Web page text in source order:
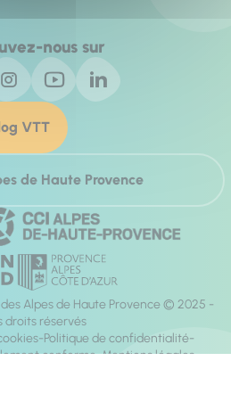
nous sur
VTT
de Haute Provence
Alpes de Haute Provence © 2025 -
droits réservés
Politique de confidentialité
conforme Mentions légales